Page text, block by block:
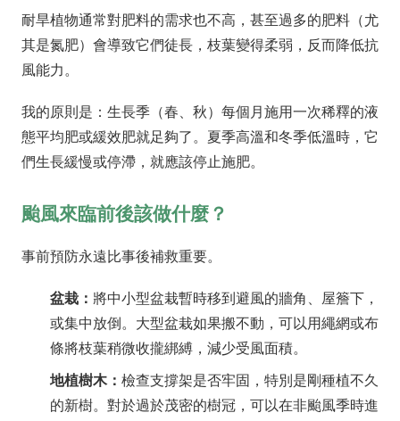
耐旱植物通常對肥料的需求也不高，甚至過多的肥料（尤
其是氮肥）會導致它們徒長，枝葉變得柔弱，反而降低抗
風能力。
我的原則是：生長季（春、秋）每個月施用一次稀釋的液
態平均肥或緩效肥就足夠了。夏季高溫和冬季低溫時，它
們生長緩慢或停滯，就應該停止施肥。
颱風來臨前後該做什麼？
事前預防永遠比事後補救重要。
盆栽： 將中小型盆栽暫時移到避風的牆角、屋簷下，
或集中放倒。大型盆栽如果搬不動，可以用繩網或布
條將枝葉稍微收攏綁縛，減少受風面積。
地植樹木： 檢查支撐架是否牢固，特別是剛種植不久
的新樹。對於過於茂密的樹冠，可以在非颱風季時進